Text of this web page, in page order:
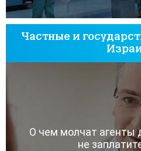
Частные и
О чем молчат агенты
не